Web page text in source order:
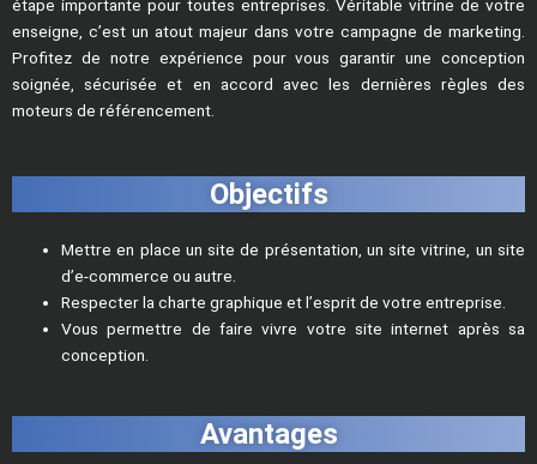
étape importante pour toutes entreprises. Véritable vitrine de votre
enseigne, c’est un atout majeur dans votre campagne de marketing.
Profitez de notre expérience pour vous garantir une conception
soignée, sécurisée et en accord avec les dernières règles des
moteurs de référencement.
Objectifs
Mettre en place un site de présentation, un site vitrine, un site
d’e-commerce ou autre.
Respecter la charte graphique et l’esprit de votre entreprise.
Vous permettre de faire vivre votre site internet après sa
conception.
Avantages